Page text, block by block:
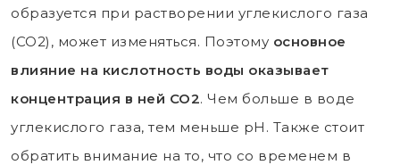
образуется при растворении углекислого газа
(СО2), может изменяться. Поэтому основное
влияние на кислотность воды оказывает
концентрация в ней СО2. Чем больше в воде
углекислого газа, тем меньше рН. Также стоит
обратить внимание на то, что со временем в